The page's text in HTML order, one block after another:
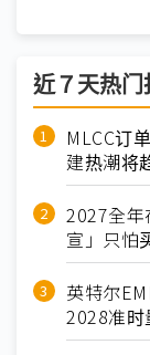
近７天热门
MLCC订
建热潮将
2027全
宣」只怕
英特尔
2028准时